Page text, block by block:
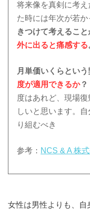
将来像を真剣に考
た時には年次が若か
きつけて考えるこ
外に出ると痛感する
月単価いくらとい
度が適用できるか？
度はあれど、現場
しいと思います。
り組むべき
参考： NCS & A 株
女性は男性よりも、